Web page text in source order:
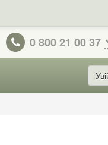
0 800 21 00 37